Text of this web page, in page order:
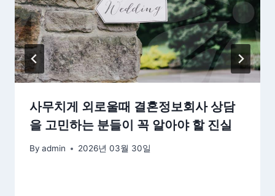
사무치게 외로울때 결혼정보회사 상담
을 고민하는 분들이 꼭 알아야 할 진실
By admin 2026년 03월 30일